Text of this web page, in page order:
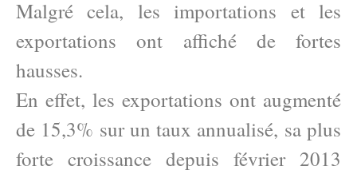
Malgré cela, les importations et les
exportations ont affiché de fortes
hausses.
En effet, les exportations ont augmenté
de 15,3% sur un taux annualisé, sa plus
forte croissance depuis février 2013